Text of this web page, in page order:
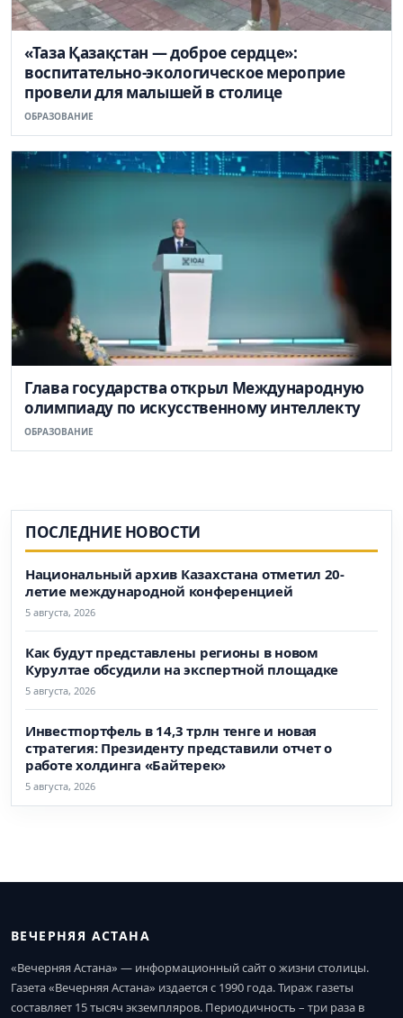
«Таза Қазақстан — доброе сердце»:
воспитательно-экологическое мероприе
провели для малышей в столице
ОБРАЗОВАНИЕ
Глава государства открыл Международную
олимпиаду по искусственному интеллекту
ОБРАЗОВАНИЕ
ПОСЛЕДНИЕ НОВОСТИ
Национальный архив Казахстана отметил 20-
летие международной конференцией
5 августа, 2026
Как будут представлены регионы в новом
Курултае обсудили на экспертной площадке
5 августа, 2026
Инвестпортфель в 14,3 трлн тенге и новая
стратегия: Президенту представили отчет о
работе холдинга «Байтерек»
5 августа, 2026
ВЕЧЕРНЯЯ АСТАНА
«Вечерняя Астана» — информационный сайт о жизни столицы.
Газета «Вечерняя Астана» издается с 1990 года. Тираж газеты
составляет 15 тысяч экземпляров. Периодичность – три раза в